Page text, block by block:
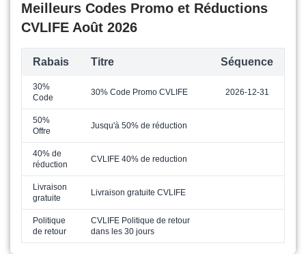
Meilleurs Codes Promo et Réductions
CVLIFE Août 2026
Rabais Titre Séquence
30%
Code
30% Code Promo CVLIFE 2026-12-31
50%
Offre
Jusqu'à 50% de réduction
40% de
réduction
CVLIFE 40% de reduction
Livraison
gratuite
Livraison gratuite CVLIFE
Politique
de retour
CVLIFE Politique de retour
dans les 30 jours